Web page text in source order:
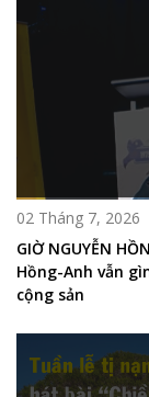
02 Tháng 7, 2026
GIỜ NGUYỄN
Hồng-Anh vẫn
cộng sản